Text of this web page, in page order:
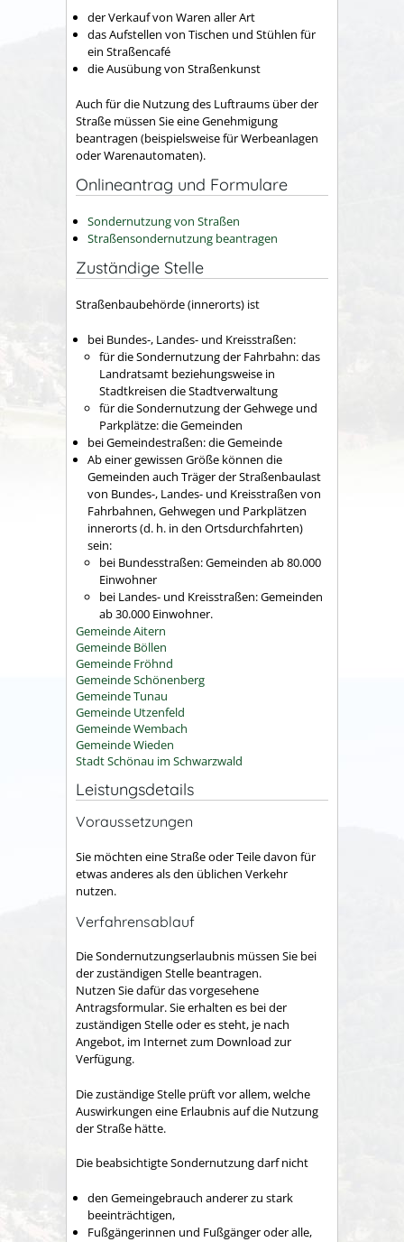
der Verkauf von Waren aller Art
das Aufstellen von Tischen und Stühlen für
ein Straßencafé
die Ausübung von Straßenkunst
Auch für die Nutzung des Luftraums über der
Straße müssen Sie eine Genehmigung
beantragen (beispielsweise für Werbeanlagen
oder Warenautomaten).
Onlineantrag und Formulare
Sondernutzung von Straßen
Straßensondernutzung beantragen
Zuständige Stelle
Straßenbaubehörde (innerorts) ist
bei Bundes-, Landes- und Kreisstraßen:
für die Sondernutzung der Fahrbahn: das
Landratsamt beziehungsweise in
Stadtkreisen die Stadtverwaltung
für die Sondernutzung der Gehwege und
Parkplätze: die Gemeinden
bei Gemeindestraßen: die Gemeinde
Ab einer gewissen Größe können die
Gemeinden auch Träger der Straßenbaulast
von Bundes-, Landes- und Kreisstraßen von
Fahrbahnen, Gehwegen und Parkplätzen
innerorts (d. h. in den Ortsdurchfahrten)
sein:
bei Bundesstraßen: Gemeinden ab 80.000
Einwohner
bei Landes- und Kreisstraßen: Gemeinden
ab 30.000 Einwohner.
Gemeinde Aitern
Gemeinde Böllen
Gemeinde Fröhnd
Gemeinde Schönenberg
Gemeinde Tunau
Gemeinde Utzenfeld
Gemeinde Wembach
Gemeinde Wieden
Stadt Schönau im Schwarzwald
Leistungsdetails
Voraussetzungen
Sie möchten eine Straße oder Teile davon für
etwas anderes als den üblichen Verkehr
nutzen.
Verfahrensablauf
Die Sondernutzungserlaubnis müssen Sie bei
der zuständigen Stelle beantragen.
Nutzen Sie dafür das vorgesehene
Antragsformular. Sie erhalten es bei der
zuständigen Stelle oder es steht, je nach
Angebot, im Internet zum Download zur
Verfügung.
Die zuständige Stelle prüft vor allem, welche
Auswirkungen eine Erlaubnis auf die Nutzung
der Straße hätte.
Die beabsichtigte Sondernutzung darf nicht
den Gemeingebrauch anderer zu stark
beeinträchtigen,
Fußgängerinnen und Fußgänger oder alle,